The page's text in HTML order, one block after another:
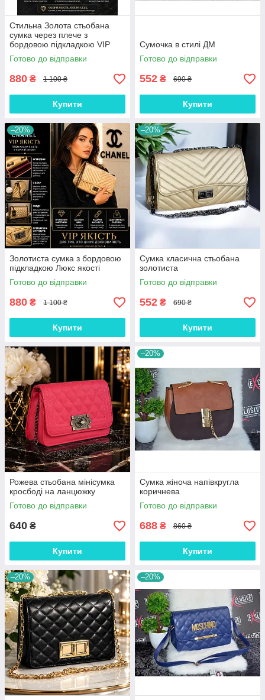
Стильна Золота стьобана
сумка через плече з
бордовою підкладкою VIP
якості
Готово до відправки
880 ₴ 1 100 ₴
Купити
Сумочка в стилі ДМ
Готово до відправки
552 ₴ 690 ₴
Купити
–20%
Золотиста сумка з бордовою
підкладкою Люкс якості
Готово до відправки
880 ₴ 1 100 ₴
Купити
–20%
Сумка класична стьобана
золотиста
Готово до відправки
552 ₴ 690 ₴
Купити
Рожева стьобана мінісумка
кросбоді на ланцюжку
Готово до відправки
640 ₴
Купити
–20%
Сумка жіноча напівкругла
коричнева
Готово до відправки
688 ₴ 860 ₴
Купити
–20% –20%